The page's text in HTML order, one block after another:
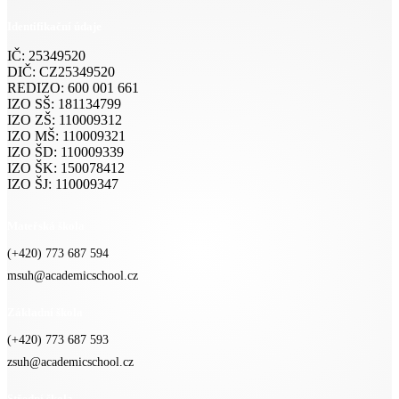
IČ: 25349520
DIČ: CZ25349520
REDIZO: 600 001 661
IZO SŠ: 181134799
IZO ZŠ: 110009312
IZO MŠ: 110009321
IZO ŠD: 110009339
IZO ŠK: 150078412
IZO ŠJ: 110009347
(+420) 773 687 594
msuh@academicschool.cz
(+420) 773 687 593
zsuh@academicschool.cz